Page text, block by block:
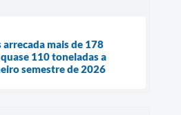
mais de 178
110 toneladas a
semestre de 2026